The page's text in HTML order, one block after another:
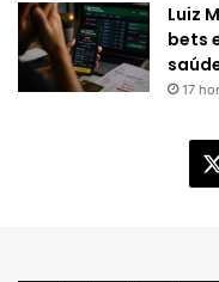
Luiz
bets
17